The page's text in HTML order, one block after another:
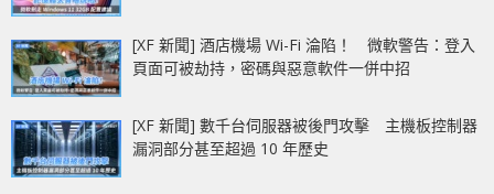
[XF 新聞] 酒店機場 Wi-Fi 淪陷！ 微軟警告：登入
頁面可被劫持，密碼與惡意軟件一併中招
[XF 新聞] 數千台伺服器被後門攻擊 主機板控制器
漏洞部分甚至超過 10 年歷史